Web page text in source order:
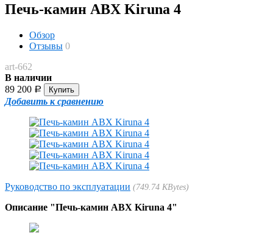
Печь-камин ABX Kiruna 4
Обзор
Отзывы 0
art-662
В наличии
89 200 Р
Добавить к сравнению
Руководство по эксплуатации 749.74 KBytes
Описание "Печь-камин ABX Kiruna 4"